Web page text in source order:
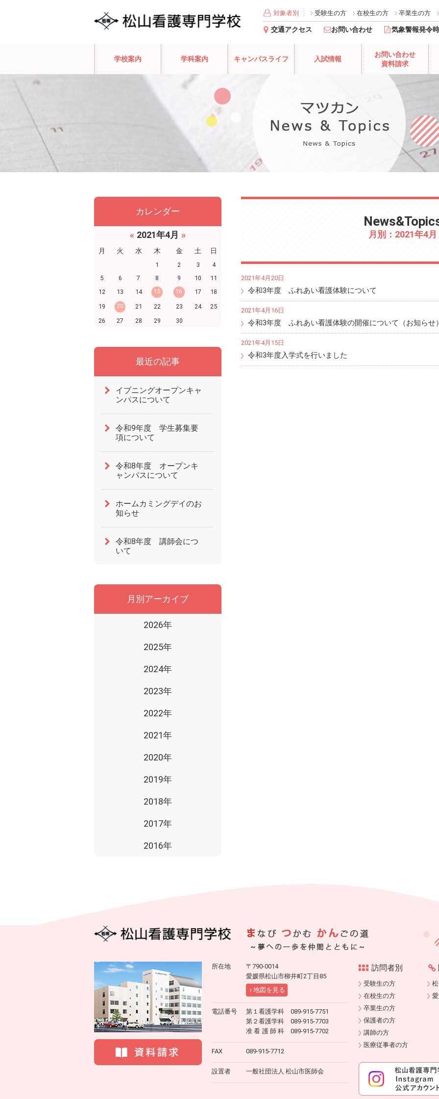
対象者別 受験生の方 在校生の方 卒業生の方
交通アクセス お問い合わせ 気象警報発令
学校案内 学科案内 キャンパスライフ 入試情報
お問い合わせ
資料請求
月別：2021年4月
2021年4月20日
令和3年度 ふれあい看護体験について
2021年4月16日
令和3年度 ふれあい看護体験の開催について（お知らせ
2021年4月15日
令和3年度入学式を行いました
カレンダー
« 2021年4月 »
月 火 水 木 金 土 日
1 2 3
4
5
6 7 8 9 10
11
12
13 14 15 16 17
18
19
20 21 22 23 24
25
26
27 28 29 30
最近の記事
イブニングオープンキャ
ンパスについて
令和9年度 学生募集要
項について
令和8年度 オープンキ
ャンパスについて
ホームカミングデイのお
知らせ
令和8年度 講師会につ
いて
月別アーカイブ
2026年
2025年
2024年
2023年
2022年
2021年
2020年
2019年
2018年
2017年
2016年
所在地
〒790-0014
愛媛県松山市柳井町2丁目85
地図を見る
電話番号
第１看護学科 089-915-7751
第２看護学科 089-915-7703
准看護師科
089-915-7702
FAX 089-915-7712
設置者 一般社団法人 松山市医師会
訪問者別
受験生の方
在校生の方
卒業生の方
保護者の方
講師の方
医療従事者の方